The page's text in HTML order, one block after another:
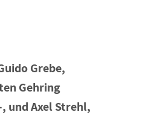
Grebe,
Gehring
und Axel Strehl,